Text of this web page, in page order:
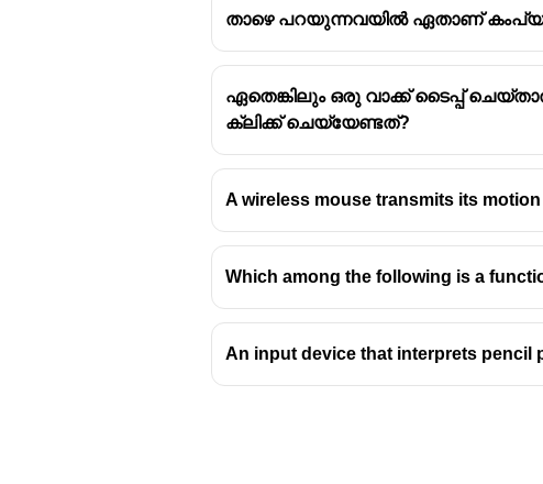
താഴെ പറയുന്നവയിൽ ഏതാണ്
ഏതെങ്കിലും ഒരു വാക്ക് ടൈപ്പ്
ക്ലിക്ക് ചെയ്യേണ്ടത്?
A wireless mouse transmits its
Which among the following is a
An input device that interprets pencil